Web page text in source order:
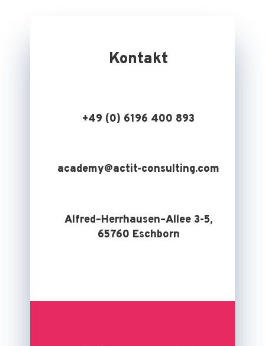
Kontakt
+49 (0) 6196 400 893
academy@actit-consulting.com
Alfred–Herrhausen–Allee 3-5,
65760 Eschborn